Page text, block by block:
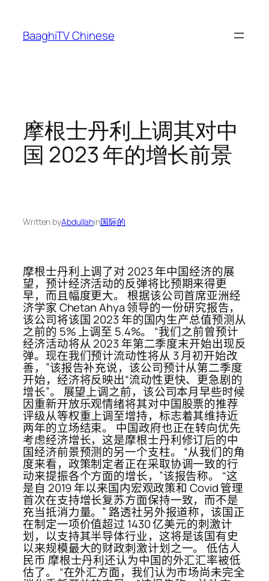
content
BaaghiTV Chinese
摩根士丹利上调其对中
国 2023 年的增长前景
Written byAbdullahin国际的
摩根士丹利上调了对 2023 年中国经济的展
望，预计经济活动的反弹将比预期来得更
早，而且幅度更大。 根据该公司首席亚洲经
济学家 Chetan Ahya 领导的一份研究报告，
该公司将该国 2023 年的国内生产总值预测从
之前的 5% 上调至 5.4%。 “我们之前曾预计
经济活动将从 2023 年第二季度末开始出现反
弹。现在我们预计流动性将从 3 月初开始改
善，”该报告补充说，该公司预计从第二季度
开始，经济将反映出“流动性更快、更急剧的
增长”。 展望上调之前，该公司本月早些时候
因重新开放乐观情绪将其对中国股票的推荐
评级从等权重上调至增持，标志着其维持近
两年的立场结束。 中国政府也正在转向优先
考虑经济增长，这是摩根士丹利修订后的中
国经济前景预测的另一个支柱。 “从我们的角
度来看，政策制定者正在采取协调一致的行
动来提振各个方面的增长，”该报告称。 “这
是自 2019 年以来国内宏观政策和 Covid 管理
首次在支持增长复苏方面保持一致，而不是
充当抵消力量。” 路透社另外报道称，该国正
在制定一项价值超过 1430 亿美元的刺激计
划，以支持其半导体行业，这将是该国有史
以来规模最大的财政刺激计划之一。 低估人
民币 摩根士丹利还认为中国的外汇汇率被低
估了。 “在外汇方面，我们认为市场尚未完全